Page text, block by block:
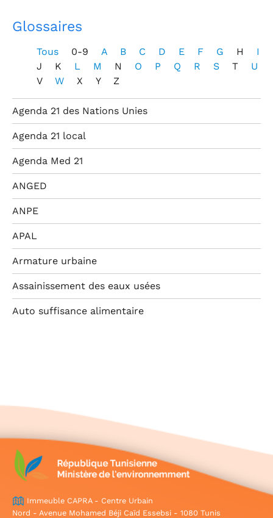
Glossaires
Tous 0-9 A B C D E F G H
I
J
K L M N O P Q R S T
U
V
W X Y Z
Agenda 21 des Nations Unies
Agenda 21 local
Agenda Med 21
ANGED
ANPE
APAL
Armature urbaine
Assainissement des eaux usées
Auto suffisance alimentaire
Immeuble CAPRA - Centre Urbain
Nord - Avenue Mohamed Béji Caïd Essebsi - 1080 Tunis